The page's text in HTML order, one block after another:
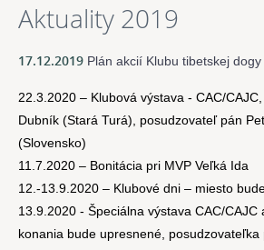
2019
Aktuality 2019
17.12.2019 Plán akcií Klubu tibetskej
22.3.2020 – Klubová výstava - CAC/
Dubník (Stará Turá), posudzovateľ pán
(Slovensko)
11.7.2020 – Bonitácia pri MVP Veľká Ida
12.-13.9.2020 – Klubové dni – miesto
13.9.2020 - Špeciálna výstava CAC/CAJC
konania bude upresnené, posudzovateľka